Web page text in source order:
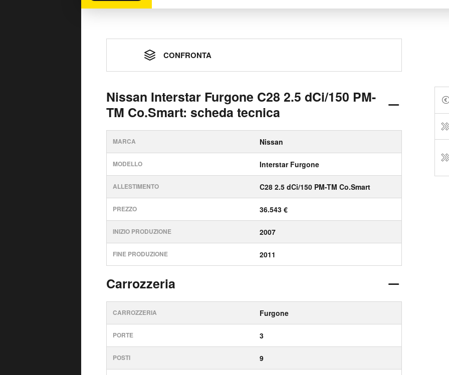
CONFRONTA
Nissan Interstar Furgone C28 2.5 dCi/150 PM-
TM Co.Smart: scheda tecnica
MARCA Nissan
MODELLO Interstar Furgone
ALLESTIMENTO C28 2.5 dCi/150 PM-TM Co.Smart
PREZZO 36.543 €
INIZIO PRODUZIONE 2007
FINE PRODUZIONE 2011
Carrozzeria
CARROZZERIA Furgone
PORTE 3
POSTI 9